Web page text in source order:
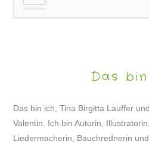
Das
Das bin ich, Tina Birgitta Lauffer
Valentin. Ich bin Autorin,
Liedermacherin, Bauchrednerin